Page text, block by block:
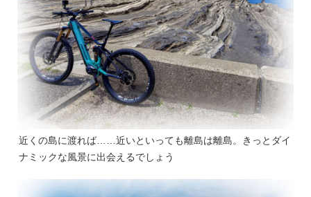
近くの島に渡れば……近いといっても離島は離島。きっとダイ
ナミックな風景に出会えるでしょう